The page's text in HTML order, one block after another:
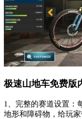
极速山地车免费版
1、完整的赛道设置：
地形和障碍物，给玩